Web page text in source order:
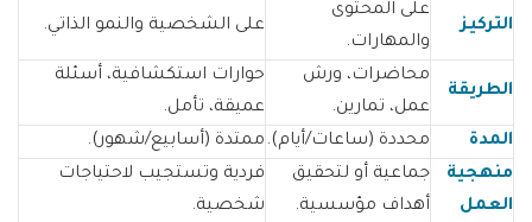
التركيز
على المحتوى
والمهارات.
على الشخصية والنمو الذاتي.
الطريقة
محاضرات، ورش
عمل، تمارين.
حوارات استكشافية، أسئلة
عميقة، تأمل.
المدة
محددة (ساعات/أيام). ممتدة (أسابيع/شهور).
منهجية
العمل
جماعية أو لتحقيق
أهداف مؤسسية.
فردية وتستجيب لاحتياجات
شخصية.